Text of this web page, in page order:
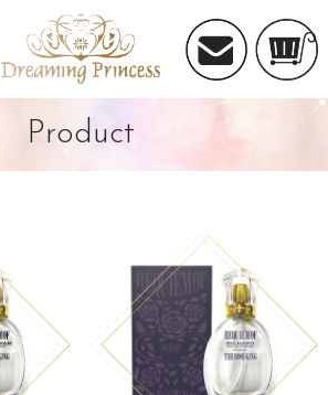
Product